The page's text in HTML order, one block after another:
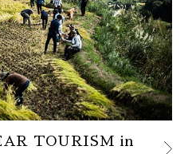
TOURISM in